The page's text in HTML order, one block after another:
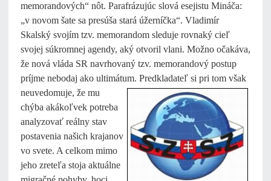
memorandových“ nôt. Parafrázujúc slová esejistu Mináča:
„v novom šate sa presúša stará úžerníčka“. Vladimír
Skalský svojím tzv. memorandom sleduje rovnaký cieľ
svojej súkromnej agendy, aký otvoril vlani. Možno očakáva,
že nová vláda SR navrhovaný tzv. memorandový postup
príjme nebodaj ako ultimátum. Predkladateľ si pri tom však
neuvedomuje, že mu
chýba akákoľvek potreba
analyzovať reálny stav
postavenia našich krajanov
vo svete. A celkom mimo
jeho zreteľa stoja aktuálne